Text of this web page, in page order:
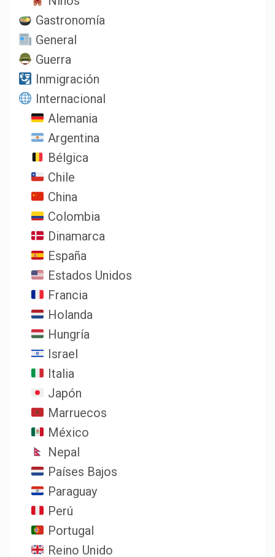
Gastronomía
General
Guerra
Inmigración
Internacional
Alemania
Argentina
Bélgica
Chile
China
Colombia
Dinamarca
España
Estados Unidos
Francia
Holanda
Hungría
Israel
Italia
Japón
Marruecos
México
Nepal
Países Bajos
Paraguay
Perú
Portugal
Reino Unido